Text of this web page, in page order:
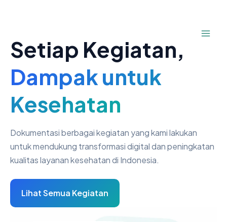
kontenSetiap Kegiatan,
Dampak untuk
Kesehatan
Dokumentasi berbagai kegiatan yang kami lakukan
untuk mendukung transformasi digital dan peningkatan
kualitas layanan kesehatan di Indonesia.
Lihat Semua Kegiatan